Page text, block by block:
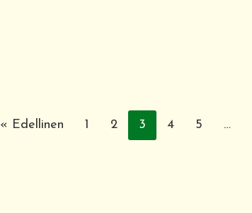
« Edellinen 1 2 3 4 5 …